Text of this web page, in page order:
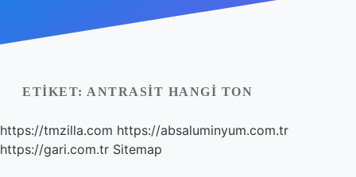
Yasal Uyarı
Hakkımızda
ETIKET: ANTRASIT HANGI TON
https://tmzilla.com https://absaluminyum.com.tr
https://gari.com.tr Sitemap